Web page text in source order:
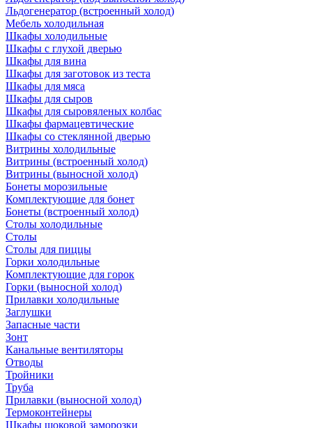
Льдогенератор (встроенный холод)
Мебель холодильная
Шкафы холодильные
Шкафы с глухой дверью
Шкафы для вина
Шкафы для заготовок из теста
Шкафы для мяса
Шкафы для сыров
Шкафы для сыровяленых колбас
Шкафы фармацевтические
Шкафы со стеклянной дверью
Витрины холодильные
Витрины (встроенный холод)
Витрины (выносной холод)
Бонеты морозильные
Комплектующие для бонет
Бонеты (встроенный холод)
Столы холодильные
Столы
Столы для пиццы
Горки холодильные
Комплектующие для горок
Горки (выносной холод)
Прилавки холодильные
Заглушки
Запасные части
Зонт
Канальные вентиляторы
Отводы
Тройники
Труба
Прилавки (выносной холод)
Термоконтейнеры
Шкафы шоковой заморозки